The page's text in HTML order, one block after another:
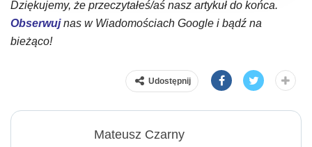
Dziękujemy, że przeczytałeś/aś nasz artykuł do końca.
Obserwujnas w Wiadomościach Google i bądź na
bieżąco!
Udostępnij
Mateusz Czarny